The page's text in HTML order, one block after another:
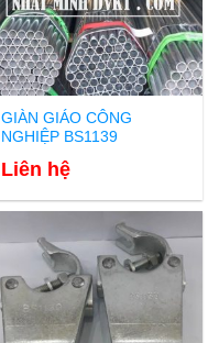
GIÀN GIÁO CÔNG
NGHIỆP BS1139
Liên hệ